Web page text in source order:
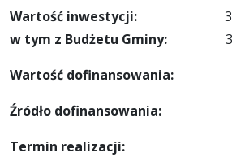
Wartość inwestycji:
34
w tym z Budżetu Gminy:
Wartość
Źródło dofinansowania:
Termin realizacji: